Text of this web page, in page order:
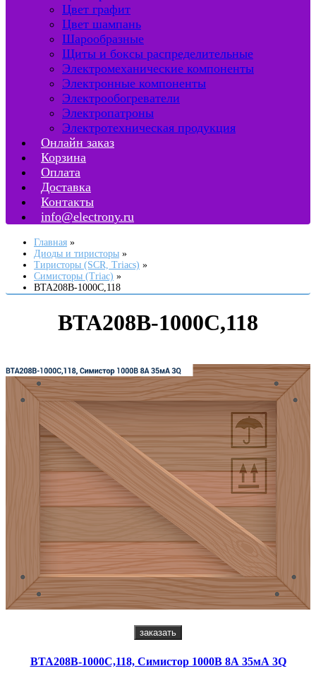
Цвет графит
Цвет шампань
Шарообразные
Щиты и боксы распределительные
Электромеханические компоненты
Электронные компоненты
Электрообогреватели
Электропатроны
Электротехническая продукция
Онлайн заказ
Корзина
Оплата
Доставка
Контакты
info@electrony.ru
Главная
Диоды и тиристоры
Тиристоры (SCR, Triacs)
Симисторы (Triac)
BTA208B-1000C,118
BTA208B-1000C,118
заказать
BTA208B-1000C,118, Симистор 1000В 8А 35мА 3Q